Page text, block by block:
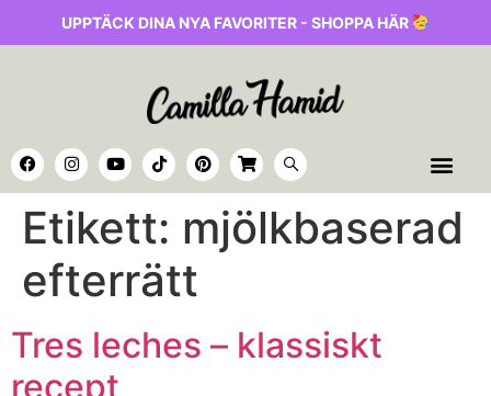
UPPTÄCK DINA NYA FAVORITER - SHOPPA HÄR
Etikett: mjölkbaserad
efterrätt
Tres leches – klassiskt
recept